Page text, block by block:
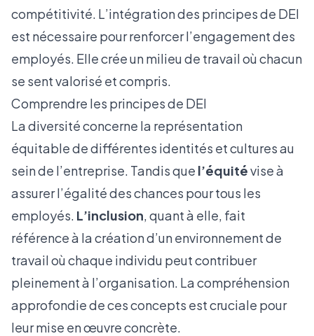
compétitivité. L’intégration des principes de DEI
est nécessaire pour renforcer l’engagement des
employés. Elle crée un milieu de travail où chacun
se sent valorisé et compris.
Comprendre les principes de DEI
La diversité concerne la représentation
équitable de différentes identités et cultures au
sein de l’entreprise. Tandis que l’équitévise à
assurer l’égalité des chances pour tous les
employés. L’inclusion, quant à elle, fait
référence à la création d’un environnement de
travail où chaque individu peut contribuer
pleinement à l’organisation. La compréhension
approfondie de ces concepts est cruciale pour
leur mise en œuvre concrète.